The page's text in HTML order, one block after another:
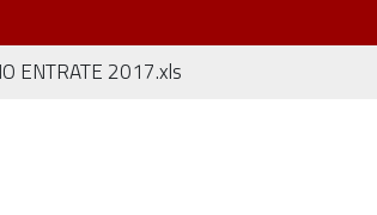
ENTRATE 2017.xls